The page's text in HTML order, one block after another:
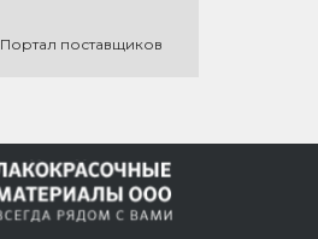
Портал поставщиков